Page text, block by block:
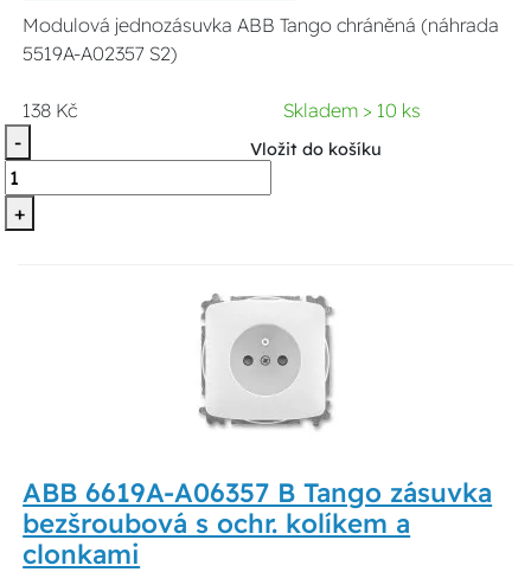
Modulová jednozásuvka ABB Tango chráněná (náhrada
5519A-A02357 S2)
138 Kč
Skladem > 10 ks
-
+
Vložit do košíku
ABB 6619A-A06357 B Tango zásuvka
bezšroubová s ochr. kolíkem a
clonkami